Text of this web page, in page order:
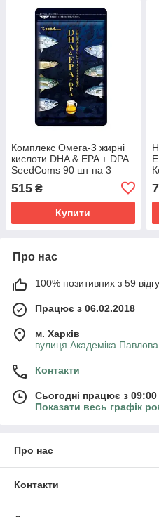
Комплекс Омега-3 жирні
кислоти DHA & EPA + DPA
SeedComs 90 шт на 3
515 ₴
Купити
Про нас
100% позитивних з 59
Працює з 06.02.2018
м. Харків
вулиця Академіка
Контакти
Сьогодні працює з
Показати весь графік
Про нас
Контакти